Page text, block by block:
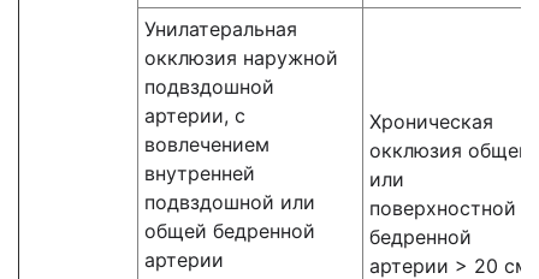
Унилатеральная
окклюзия наружной
подвздошной
артерии, с
вовлечением
внутренней
подвздошной или
общей бедренной
артерии
Хроническая
окклюзия общей
или
поверхностной
бедренной
артерии > 20 см,